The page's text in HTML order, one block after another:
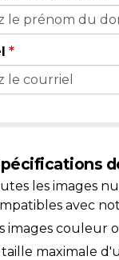
les images
avec
images couleur
taille maximale